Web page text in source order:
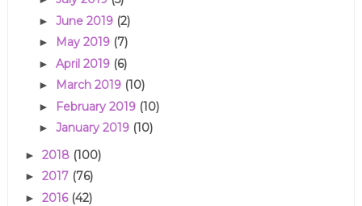
► June 2019 (2)
► May 2019 (7)
► April 2019 (6)
► March 2019 (10)
► February 2019 (10)
► January 2019 (10)
► 2018 (100)
► 2017 (76)
► 2016 (42)